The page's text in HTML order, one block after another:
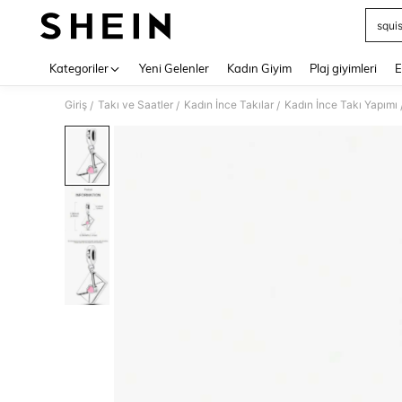
Kategoriler Yeni Gelenler Kadın Giyim Plaj giyimleri
Giriş / Takı ve Saatler / Kadın İnce Takılar / Kadın İnce Takı Yapımı